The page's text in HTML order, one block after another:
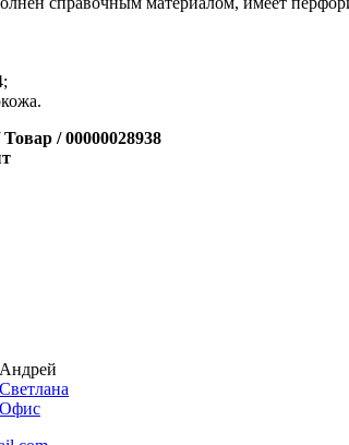
/ 00000028938
Офис